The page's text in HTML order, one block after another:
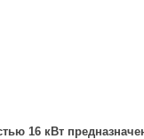
16 кВт